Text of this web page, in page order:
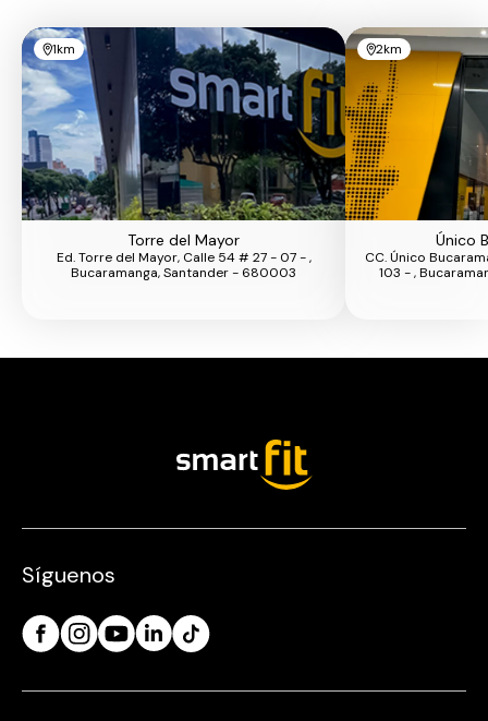
1km
Torre del Mayor
Ed. Torre del Mayor, Calle 54 # 27 - 07 - ,
Bucaramanga, Santander - 680003
2km
Único
CC. Único
103 - ,
Síguenos